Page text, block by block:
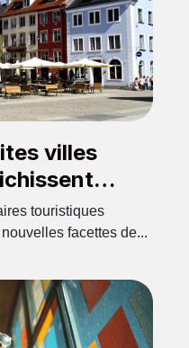
villes
?
touristiques
facettes de...